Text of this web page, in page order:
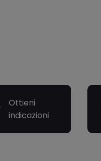
Ottieni
indicazioni